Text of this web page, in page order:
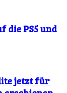
die PS5 und
jetzt für